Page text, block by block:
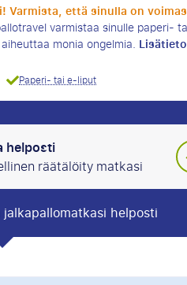
Varmista, että sinulla on
varmistaa sinulle paperi-
monia ongelmia.
Paperi- tai e-liput
helposti
räätälöity matkasi
jalkapallomatkasi helposti